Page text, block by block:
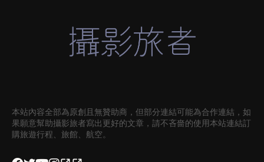
本站內容全部為原創且無贊助商，但部分連結可能為合作連結，如
果願意幫助攝影旅者寫出更好的文章，請不吝嗇的使用本站連結訂
購旅遊行程、旅館、航空。